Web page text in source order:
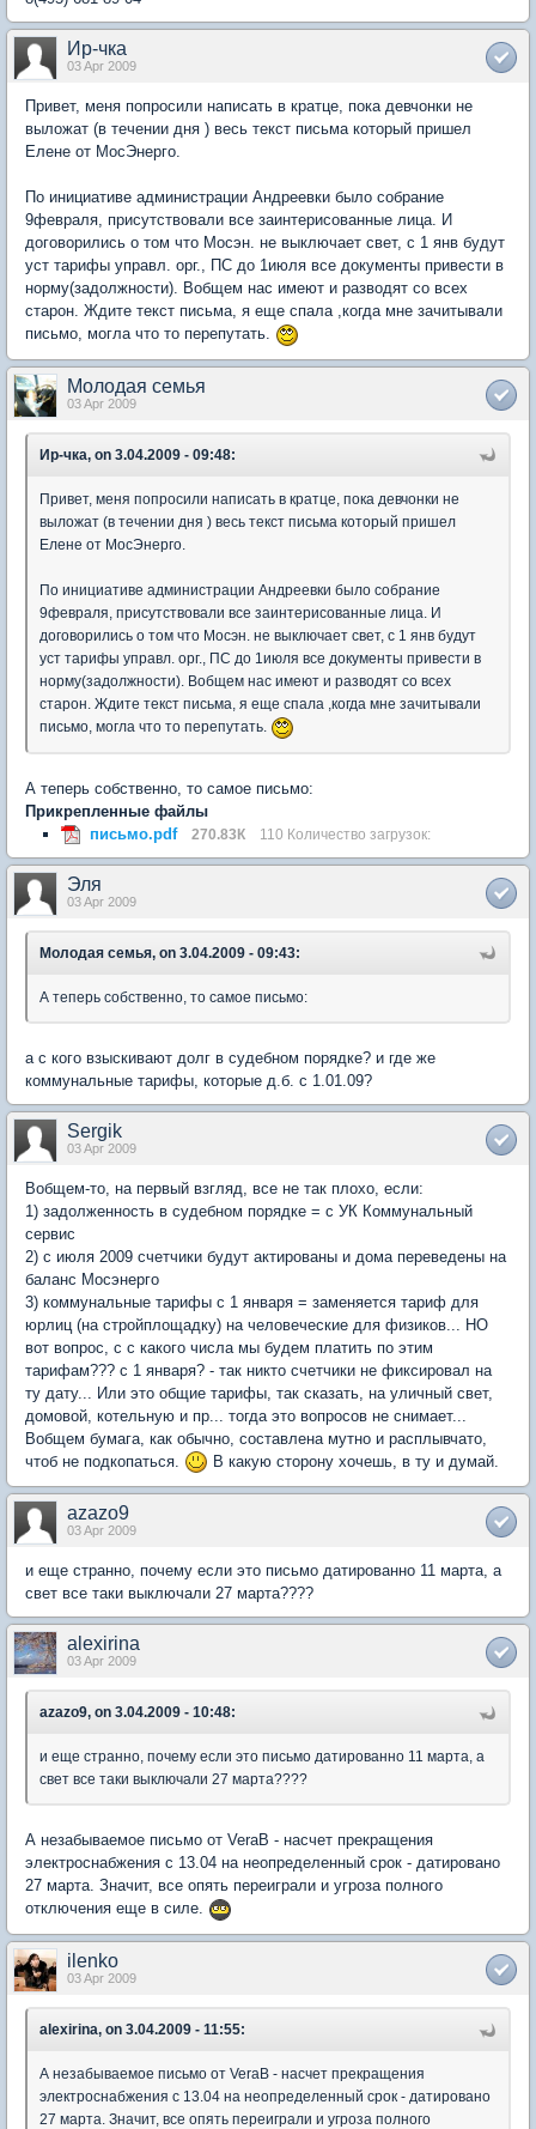
Ир-чка
03 Apr 2009
Привет, меня попросили написать в кратце, пока девчонки не
выложат (в течении дня ) весь текст письма который пришел
Елене от МосЭнерго.
По инициативе администрации Андреевки было собрание
9февраля, присутствовали все заинтерисованные лица. И
договорились о том что Мосэн. не выключает свет, с 1 янв будут
уст тарифы управл. орг., ПС до 1июля все документы привести в
норму(задолжности). Вобщем нас имеют и разводят со всех
старон. Ждите текст письма, я еще спала ,когда мне зачитывали
письмо, могла что то перепутать.
Молодая семья
03 Apr 2009
Ир-чка, on 3.04.2009 - 09:48:
Привет, меня попросили написать в кратце, пока девчонки не
выложат (в течении дня ) весь текст письма который пришел
Елене от МосЭнерго.
По инициативе администрации Андреевки было собрание
9февраля, присутствовали все заинтерисованные лица. И
договорились о том что Мосэн. не выключает свет, с 1 янв будут
уст тарифы управл. орг., ПС до 1июля все документы привести в
норму(задолжности). Вобщем нас имеют и разводят со всех
старон. Ждите текст письма, я еще спала ,когда мне зачитывали
письмо, могла что то перепутать.
А теперь собственно, то самое письмо:
Прикрепленные файлы
письмо.pdf
270.83К 110 Количество загрузок:
Эля
03 Apr 2009
Молодая семья, on 3.04.2009 - 09:43:
А теперь собственно, то самое письмо:
а с кого взыскивают долг в судебном порядке? и где же
коммунальные тарифы, которые д.б. с 1.01.09?
Sergik
03 Apr 2009
Вобщем-то, на первый взгляд, все не так плохо, если:
1) задолженность в судебном порядке = с УК Коммунальный
сервис
2) с июля 2009 счетчики будут актированы и дома переведены на
баланс Мосэнерго
3) коммунальные тарифы с 1 января = заменяется тариф для
юрлиц (на стройплощадку) на человеческие для физиков... НО
вот вопрос, с с какого числа мы будем платить по этим
тарифам??? с 1 января? - так никто счетчики не фиксировал на
ту дату... Или это общие тарифы, так сказать, на уличный свет,
домовой, котельную и пр... тогда это вопросов не снимает...
Вобщем бумага, как обычно, составлена мутно и расплывчато,
чтоб не подкопаться.
В какую сторону хочешь, в ту и думай.
azazo9
03 Apr 2009
и еще странно, почему если это письмо датированно 11 марта, а
свет все таки выключали 27 марта????
alexirina
03 Apr 2009
azazo9, on 3.04.2009 - 10:48:
и еще странно, почему если это письмо датированно 11 марта, а
свет все таки выключали 27 марта????
А незабываемое письмо от VeraB - насчет прекращения
электроснабжения с 13.04 на неопределенный срок - датировано
27 марта. Значит, все опять переиграли и угроза полного
отключения еще в силе.
ilenko
03 Apr 2009
alexirina, on 3.04.2009 - 11:55:
А незабываемое письмо от VeraB - насчет прекращения
электроснабжения с 13.04 на неопределенный срок - датировано
27 марта. Значит, все опять переиграли и угроза полного